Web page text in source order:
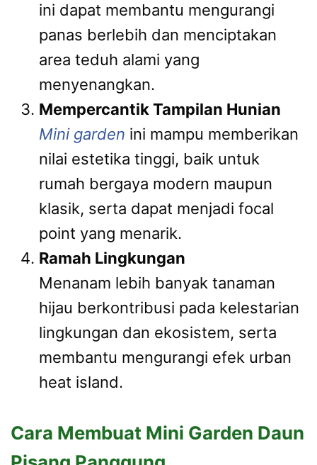
ini dapat membantu mengurangi
panas berlebih dan menciptakan
area teduh alami yang
menyenangkan.
Mempercantik Tampilan Hunian
Mini garden ini mampu memberikan
nilai estetika tinggi, baik untuk
rumah bergaya modern maupun
klasik, serta dapat menjadi focal
point yang menarik.
Ramah Lingkungan
Menanam lebih banyak tanaman
hijau berkontribusi pada kelestarian
lingkungan dan ekosistem, serta
membantu mengurangi efek urban
heat island.
Cara Membuat Mini Garden Daun